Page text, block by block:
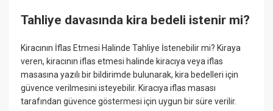
Tahliye davasında kira bedeli istenir mi?
Kiracının İflas Etmesi Halinde Tahliye İstenebilir mi? Kiraya
veren, kiracının iflas etmesi halinde kiracıya veya iflas
masasına yazılı bir bildirimde bulunarak, kira bedelleri için
güvence verilmesini isteyebilir. Kiracıya iflas masası
tarafından güvence göstermesi için uygun bir süre verilir.